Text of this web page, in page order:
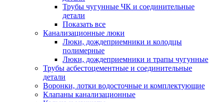
Трубы чугунные ЧК и соединительные
детали
Показать все
Канализационные люки
Люки, дождеприемники и колодцы
полимерные
Люки, дождеприемники и трапы чугунные
Трубы асбестоцементные и соединительные
детали
Воронки, лотки водосточные и комплектующие
Клапаны канализационные